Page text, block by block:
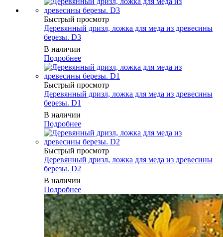
Быстрый просмотр
Деревянный дризл, ложка для меда из древесины
березы. D3
В наличии
Подробнее
Быстрый просмотр
Деревянный дризл, ложка для меда из древесины
березы. D1
В наличии
Подробнее
Быстрый просмотр
Деревянный дризл, ложка для меда из древесины
березы. D2
В наличии
Подробнее